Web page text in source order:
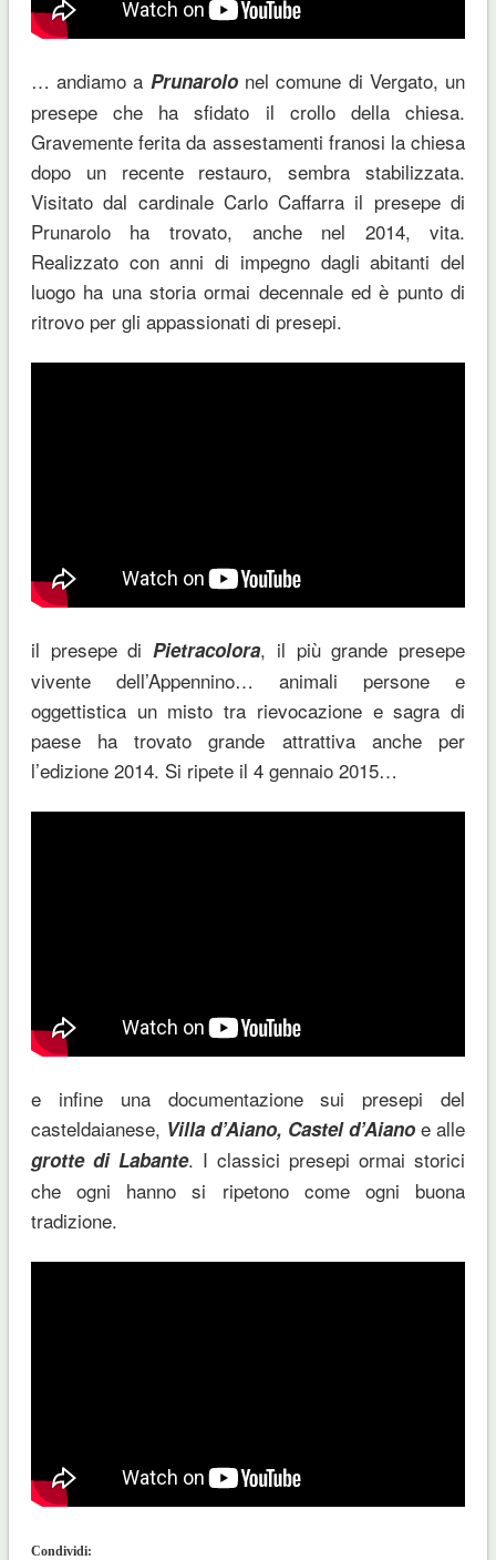
… andiamo a Prunarolonel comune di Vergato, un
presepe che ha sfidato il crollo della chiesa.
Gravemente ferita da assestamenti franosi la chiesa
dopo un recente restauro, sembra stabilizzata.
Visitato dal cardinale Carlo Caffarra il presepe di
Prunarolo ha trovato, anche nel 2014, vita.
Realizzato con anni di impegno dagli abitanti del
luogo ha una storia ormai decennale ed è punto di
ritrovo per gli appassionati di presepi.
il presepe di Pietracolora, il più grande presepe
vivente dell’Appennino… animali persone e
oggettistica un misto tra rievocazione e sagra di
paese ha trovato grande attrattiva anche per
l’edizione 2014. Si ripete il 4 gennaio 2015…
e infine una documentazione sui presepi del
casteldaianese, Villa d’Aiano, Castel d’Aiano e alle
grotte di Labante. I classici presepi ormai storici
che ogni hanno si ripetono come ogni buona
tradizione.
Condividi: